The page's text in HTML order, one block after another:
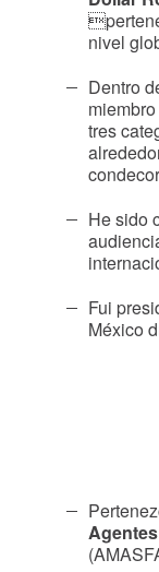
nivel
Dentro
miembro
tres
He sido
Fui
México